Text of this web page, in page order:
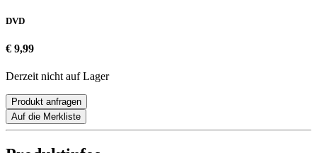
DVD
€ 9,99
Derzeit nicht auf Lager
Produkt anfragen
Auf die Merkliste